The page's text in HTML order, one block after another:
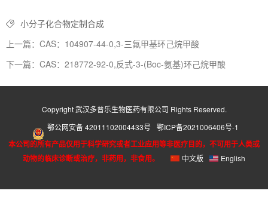
小分子化合物定制合成
上一篇：CAS：104907-44-0,3-三氟甲基环己烷甲酸
下一篇：CAS：218772-92-0,反式-3-(Boc-氨基)环己烷甲酸
Copyright 武汉多普乐生物医药有限公司 Rights Reserved.
鄂公网安备 42011102004433号 鄂ICP备2021006406号-1
本公司的所有产品仅用于科学研究或者工业应用等非医疗目的，不可用于人类或
动物的临床诊断或治疗，非药用，非食用。
中文版 English